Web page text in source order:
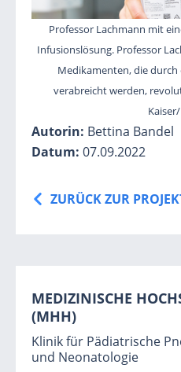
MEDIZINISCHE
(MHH)
Klinik für Pädiatrische
und Neonatologie
Professor Lachmann mit
Infusionslösung. Professor
Medikamenten, die
verabreicht werden,
Autorin: Bettina Bandel
Datum: 07.09.2022
ZURÜCK ZUR